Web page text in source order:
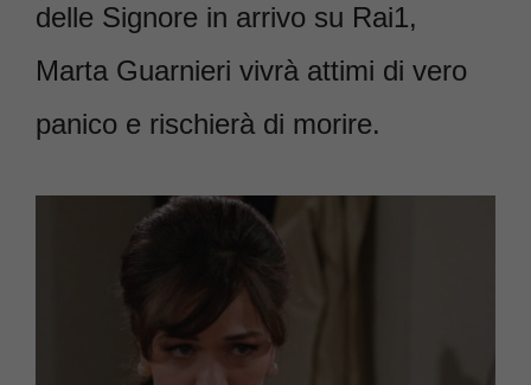
delle Signore in arrivo su Rai1,
Marta Guarnieri vivrà attimi di vero
panico e rischierà di morire.